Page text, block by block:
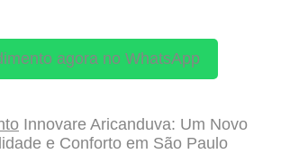
agora no WhatsApp
Innovare Aricanduva: Um Novo
e Conforto em São Paulo